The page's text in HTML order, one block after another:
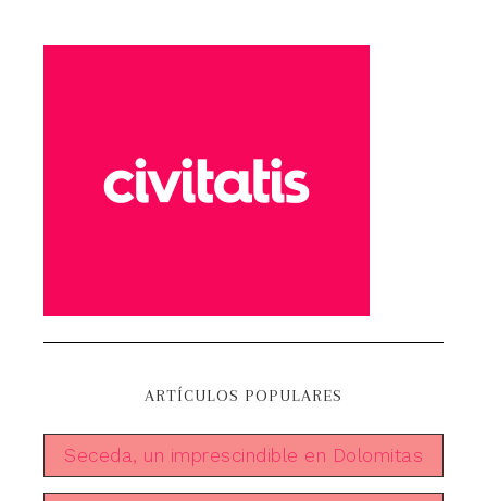
ARTÍCULOS POPULARES
Seceda, un imprescindible en Dolomitas